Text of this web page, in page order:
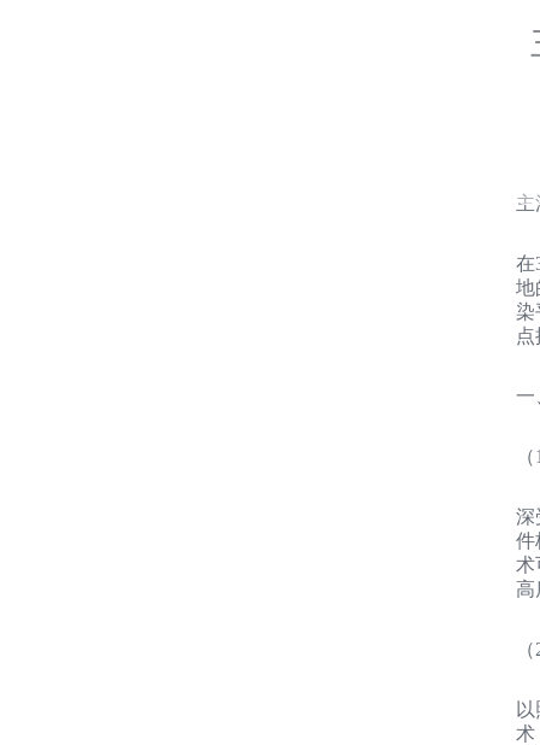
主
在
地
染
一
深
件
术
高
术